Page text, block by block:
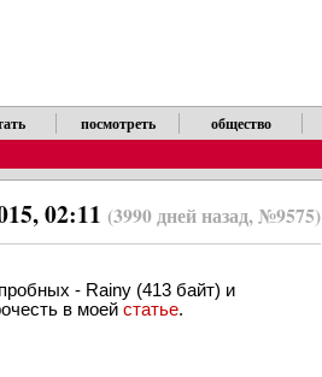
02:11(3990 дней назад, №9575)
- Rainy (413 байт) и
в моей